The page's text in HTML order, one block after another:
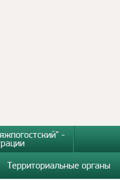
-
Территориальные органы